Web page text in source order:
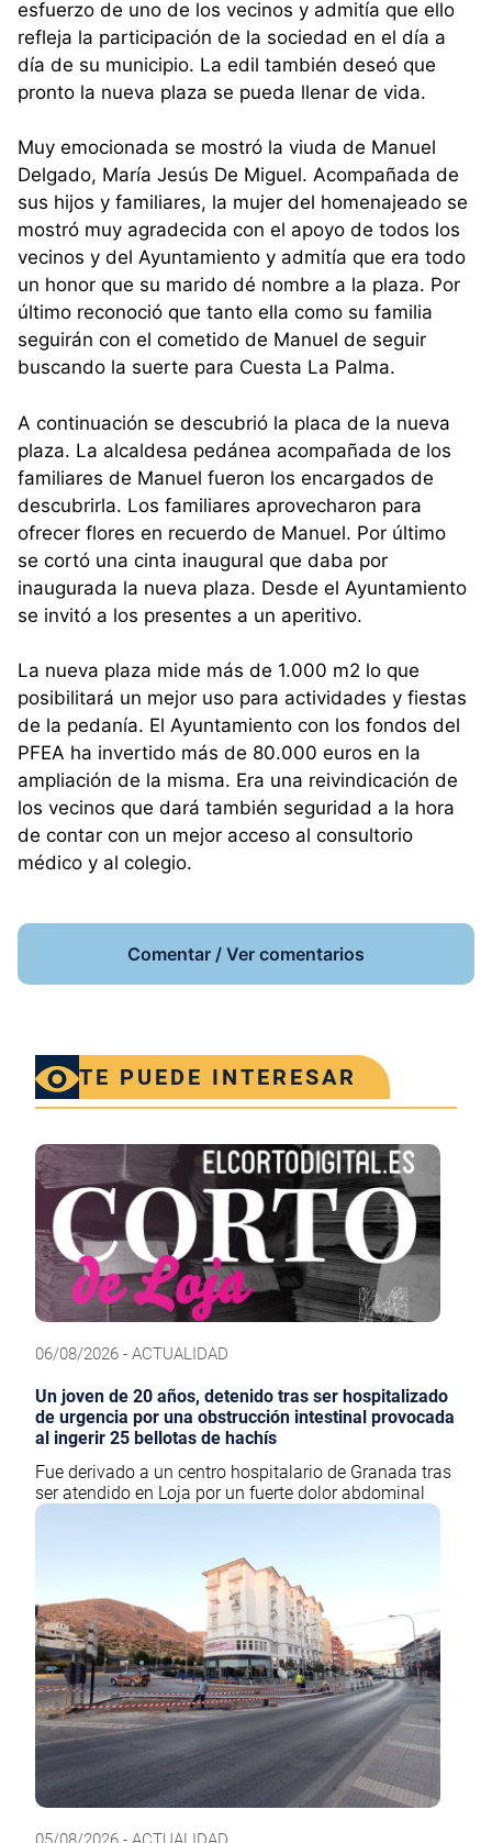
esfuerzo de uno de los vecinos y admitía que ello
refleja la participación de la sociedad en el día a
día de su municipio. La edil también deseó que
pronto la nueva plaza se pueda llenar de vida.
Muy emocionada se mostró la viuda de Manuel
Delgado, María Jesús De Miguel. Acompañada de
sus hijos y familiares, la mujer del homenajeado se
mostró muy agradecida con el apoyo de todos los
vecinos y del Ayuntamiento y admitía que era todo
un honor que su marido dé nombre a la plaza. Por
último reconoció que tanto ella como su familia
seguirán con el cometido de Manuel de seguir
buscando la suerte para Cuesta La Palma.
A continuación se descubrió la placa de la nueva
plaza. La alcaldesa pedánea acompañada de los
familiares de Manuel fueron los encargados de
descubrirla. Los familiares aprovecharon para
ofrecer flores en recuerdo de Manuel. Por último
se cortó una cinta inaugural que daba por
inaugurada la nueva plaza. Desde el Ayuntamiento
se invitó a los presentes a un aperitivo.
La nueva plaza mide más de 1.000 m2 lo que
posibilitará un mejor uso para actividades y fiestas
de la pedanía. El Ayuntamiento con los fondos del
PFEA ha invertido más de 80.000 euros en la
ampliación de la misma. Era una reivindicación de
los vecinos que dará también seguridad a la hora
de contar con un mejor acceso al consultorio
médico y al colegio.
Comentar / Ver comentarios
TE PUEDE INTERESAR
06/08/2026 - ACTUALIDAD
Un joven de 20 años, detenido tras ser hospitalizado
de urgencia por una obstrucción intestinal provocada
al ingerir 25 bellotas de hachís
Fue derivado a un centro hospitalario de Granada tras
ser atendido en Loja por un fuerte dolor abdominal